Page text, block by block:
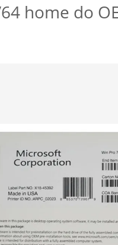
home do